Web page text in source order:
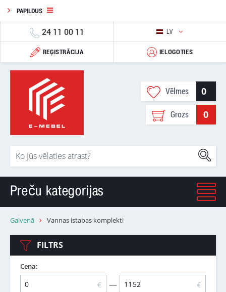
PAPILDUS
24 11 00 11 LV
REĢISTRĀCIJA IELOGOTIES
Vēlmes 0
Grozs 0
Preču kategorijas
Galvenā Vannas istabas komplekti
FILTRS
Cena:
€ — €